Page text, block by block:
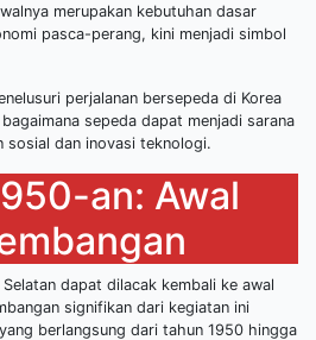
merupakan kebutuhan dasar
pasca-perang, kini menjadi simbol
perjalanan bersepeda di Korea
sepeda dapat menjadi sarana
sosial dan inovasi teknologi.
an: Awal
dapat dilacak kembali ke awal
signifikan dari kegiatan ini
berlangsung dari tahun 1950 hingga